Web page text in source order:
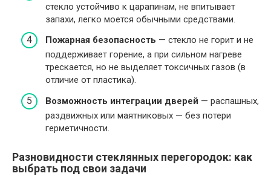
стекло устойчиво к царапинам, не впитывает
запахи, легко моется обычными средствами.
Пожарная безопасность — стекло не горит и не
поддерживает горение, а при сильном нагреве
трескается, но не выделяет токсичных газов (в
отличие от пластика).
Возможность интеграции дверей — распашных,
раздвижных или маятниковых — без потери
герметичности.
Разновидности стеклянных перегородок: как
выбрать под свои задачи